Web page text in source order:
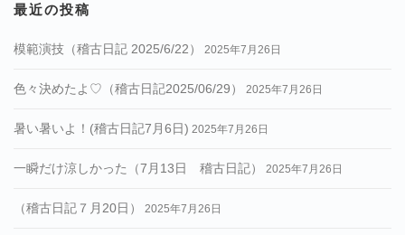
最近の投稿
模範演技（稽古日記 2025/6/22） 2025年7月26日
色々決めたよ♡（稽古日記2025/06/29） 2025年7月26日
暑い暑いよ！(稽古日記7月6日) 2025年7月26日
一瞬だけ涼しかった（7月13日 稽古日記） 2025年7月26日
（稽古日記７月20日） 2025年7月26日